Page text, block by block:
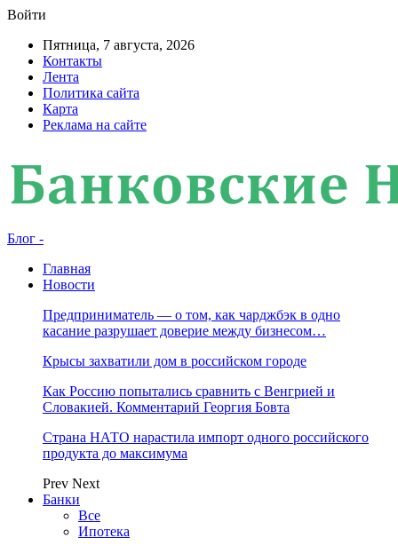
Войти
Пятница, 7 августа, 2026
Контакты
Лента
Политика сайта
Карта
Реклама на сайте
Блог -
Главная
Новости
Предприниматель — о том, как чарджбэк в одно
касание разрушает доверие между бизнесом…
Крысы захватили дом в российском городе
Как Россию попытались сравнить с Венгрией и
Словакией. Комментарий Георгия Бовта
Страна НАТО нарастила импорт одного российского
продукта до максимума
Prev Next
Банки
Все
Ипотека